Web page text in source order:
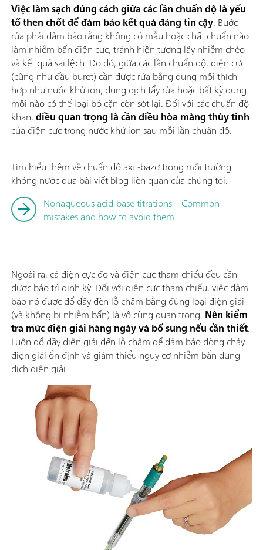
Việc làm sạch đúng cách giữa các lần chuẩn độ là yếu
tố then chốt để đảm bảo kết quả đáng tin cậy. Bước
rửa phải đảm bảo rằng không có mẫu hoặc chất chuẩn nào
làm nhiễm bẩn điện cực, tránh hiện tượng lây nhiễm chéo
và kết quả sai lệch. Do đó, giữa các lần chuẩn độ, điện cực
(cũng như đầu buret) cần được rửa bằng dung môi thích
hợp như nước khử ion, dung dịch tẩy rửa hoặc bất kỳ dung
môi nào có thể loại bỏ cặn còn sót lại. Đối với các chuẩn độ
khan,điều quan trọng là cần điều hòa màng thủy tinh
của điện cực trong nước khử ion sau mỗi lần chuẩn độ.
Tìm hiểu thêm về chuẩn độ axit-bazơ trong môi trường
không nước qua bài viết blog liên quan của chúng tôi.
Nonaqueous acid-base titrations – Common
mistakes and how to avoid them
Ngoài ra, cả điện cực đo và điện cực tham chiếu đều cần
được bảo trì định kỳ. Đối với điện cực tham chiếu, việc đảm
bảo nó được đổ đầy đến lỗ châm bằng đúng loại điện giải
(và không bị nhiễm bẩn) là vô cùng quan trọng. Nên kiểm
tra mức điện giải hàng ngày và bổ sung nếu cần thiết.
Luôn đổ đầy điện giải đến lỗ châm để đảm bảo dòng chảy
điện giải ổn định và giảm thiểu nguy cơ nhiễm bẩn dung
dịch điện giải.